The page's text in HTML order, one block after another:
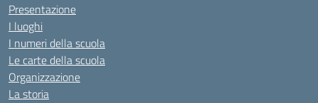
Presentazione
I luoghi
I numeri della scuola
Le carte della scuola
Organizzazione
La storia